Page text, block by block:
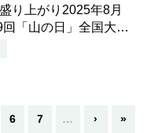
り上がり2025年8月
「山の日」全国大会
実行委員会の方々、開
れた関係者の皆様、
。※第10回「山の…つ
6 7 … › »